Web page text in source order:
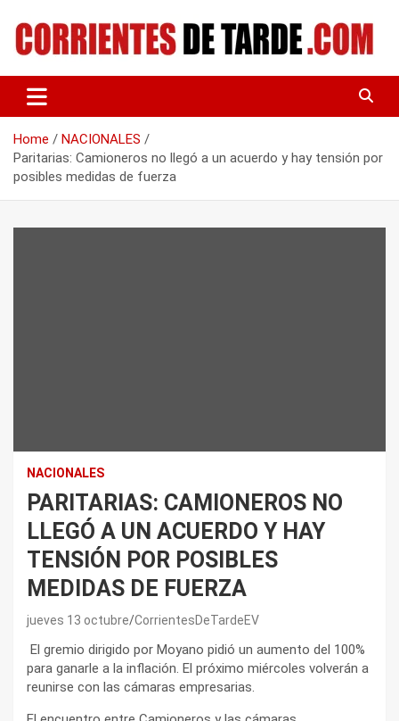
content
CORRIENTES DE TARDE
Home
NACIONALES
Paritarias: Camioneros no llegó a un acuerdo y hay tensión por
posibles medidas de fuerza
NACIONALES
PARITARIAS: CAMIONEROS NO
LLEGÓ A UN ACUERDO Y HAY
TENSIÓN POR POSIBLES
MEDIDAS DE FUERZA
jueves 13 octubre CorrientesDeTardeEV
El gremio dirigido por Moyano pidió un aumento del 100%
para ganarle a la inflación. El próximo miércoles volverán a
reunirse con las cámaras empresarias.